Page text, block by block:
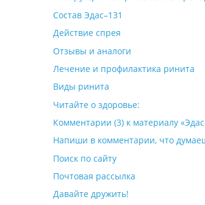
Состав Эдас–131
Действие спрея
Отзывы и аналоги
Лечение и профилактика ринита
Виды ринита
Читайте о здоровье:
Комментарии (3) к материалу
Напиши в комментарии, что
Поиск по сайту
Почтовая рассылка
Давайте дружить!